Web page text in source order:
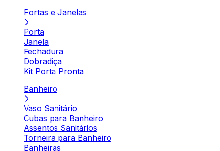
Portas e Janelas
Porta
Janela
Fechadura
Dobradiça
Kit Porta Pronta
Banheiro
Vaso Sanitário
Cubas para Banheiro
Assentos Sanitários
Torneira para Banheiro
Banheiras